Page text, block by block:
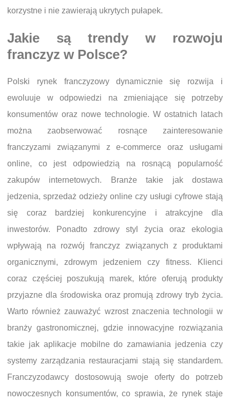
korzystne i nie zawierają ukrytych pułapek.
Jakie są trendy w rozwoju
franczyz w Polsce?
Polski rynek franczyzowy dynamicznie się rozwija i
ewoluuje w odpowiedzi na zmieniające się potrzeby
konsumentów oraz nowe technologie. W ostatnich latach
można zaobserwować rosnące zainteresowanie
franczyzami związanymi z e-commerce oraz usługami
online, co jest odpowiedzią na rosnącą popularność
zakupów internetowych. Branże takie jak dostawa
jedzenia, sprzedaż odzieży online czy usługi cyfrowe stają
się coraz bardziej konkurencyjne i atrakcyjne dla
inwestorów. Ponadto zdrowy styl życia oraz ekologia
wpływają na rozwój franczyz związanych z produktami
organicznymi, zdrowym jedzeniem czy fitness. Klienci
coraz częściej poszukują marek, które oferują produkty
przyjazne dla środowiska oraz promują zdrowy tryb życia.
Warto również zauważyć wzrost znaczenia technologii w
branży gastronomicznej, gdzie innowacyjne rozwiązania
takie jak aplikacje mobilne do zamawiania jedzenia czy
systemy zarządzania restauracjami stają się standardem.
Franczyzodawcy dostosowują swoje oferty do potrzeb
nowoczesnych konsumentów, co sprawia, że rynek staje